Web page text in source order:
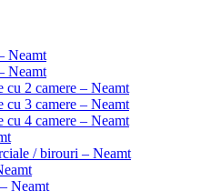
Neamt
Neamt
cu 2 camere – Neamt
cu 3 camere – Neamt
cu 4 camere – Neamt
/ birouri – Neamt
Neamt